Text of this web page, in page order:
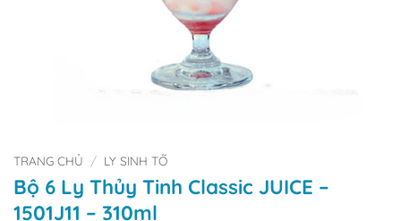
TRANG CHỦ / LY SINH TỐ
Bộ 6 Ly Thủy Tinh Classic JUICE –
1501J11 – 310ml